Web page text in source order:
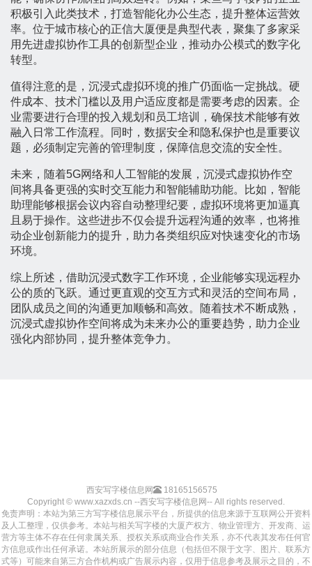
积极引入此类技术，打造智能化办公生态，提升整体运营效
率。位于城市核心的正信大厦便是典型代表，聚集了多家采
用先进虚拟协作工具的创新型企业，推动办公模式的数字化
转型。
值得注意的是，沉浸式虚拟环境的推广仍面临一定挑战。硬
件成本、技术门槛以及用户适应度都是需要考虑的因素。企
业需要进行合理的投入规划和员工培训，确保技术能够有效
融入日常工作流程。同时，数据安全和隐私保护也是重要议
题，必须制定完善的管理制度，保障信息交流的安全性。
未来，随着5G网络和人工智能的发展，沉浸式虚拟协作空
间将具备更强的实时交互能力和智能辅助功能。比如，智能
助理能够根据会议内容自动整理纪要，虚拟环境将更加逼真
且易于操作。这些进步不仅会提升远程沟通的效率，也将推
动企业创新能力的提升，助力各类组织应对快速变化的市场
环境。
综上所述，借助沉浸式数字工作环境，企业能够实现远程办
公的质的飞跃。通过更直观的交互方式和灵活的空间布局，
团队成员之间的沟通更加顺畅和高效。随着技术不断成熟，
沉浸式虚拟协作空间将成为未来办公的重要趋势，助力企业
强化内部协同，提升整体竞争力。
西安写字楼信息网
18165156575
Copyright © www.xazxds.cn --西安写字楼信息网-- All rights reserved.
免责声明：本站为第三方写字楼信息展示平台，所提供的信息来源于互联网公开资料
及人工整理，仅供参考。本站与相关写字楼的大厦产权方、物业管理方、开发商、运
营方等主体不存在任何隶属关系、授权关系或商业合作关系，亦不代表其发布任何官
方信息或作出任何承诺。本站所展示的部分信息（包括但不限于文字、图片、联系方
式等）可能来自第三方合作机构或广告展示内容，仅用于信息参考及展示之目的，不